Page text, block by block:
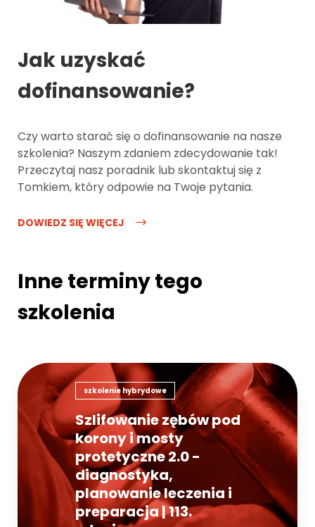
Jak uzyskać
dofinansowanie?
Czy warto starać się o dofinansowanie na nasze
szkolenia? Naszym zdaniem zdecydowanie tak!
Przeczytaj nasz poradnik lub skontaktuj się z
Tomkiem, który odpowie na Twoje pytania.
DOWIEDZ SIĘ WIĘCEJ
Inne terminy tego
szkolenia
szkolenie hybrydowe
Szlifowanie zębów pod
korony i mosty
protetyczne 2.0 -
diagnostyka,
planowanie leczenia i
preparacja | 113.